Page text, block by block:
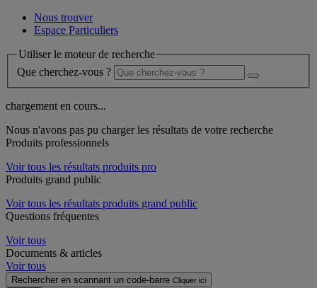
Nous trouver
Espace Particuliers
Utiliser le moteur de recherche
Que cherchez-vous ?
chargement en cours...
Nous n'avons pas pu charger les résultats de votre recherche
Produits professionnels
Voir tous les résultats produits pro
Produits grand public
Voir tous les résultats produits grand public
Questions fréquentes
Voir tous
Documents & articles
Voir tous
Rechercher en scannant un code-barre Cliquer ici